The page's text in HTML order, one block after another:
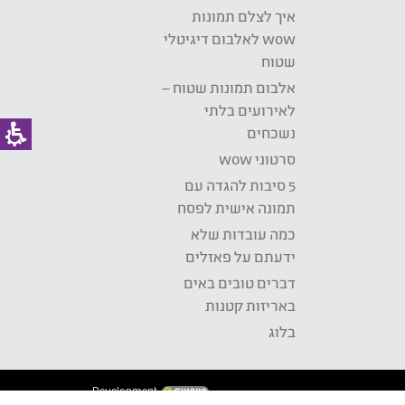
איך לצלם תמונות
wow לאלבום דיגיטלי
שטוח
אלבום תמונות שטוח –
לאירועים בלתי
נשכחים
סרטוני wow
5 סיבות להגדה עם
תמונה אישית לפסח
כמה עובדות שלא
ידעתם על פאזלים
דברים טובים באים
באריזות קטנות
בלוג
Development: